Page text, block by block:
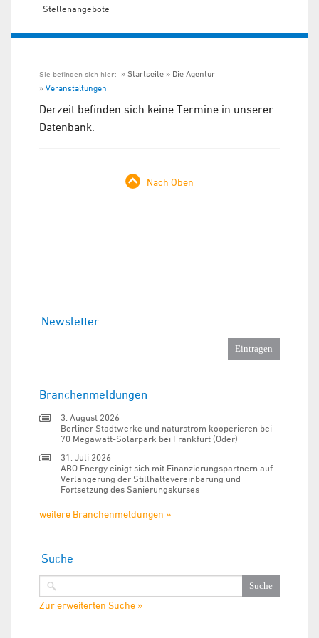
Stellenangebote
Sie befinden sich hier: Startseite
Die Agentur
Veranstaltungen
Derzeit befinden sich keine Termine in unserer
Datenbank.
Nach Oben
Newsletter
Branchenmeldungen
3. August 2026
Berliner Stadtwerke und naturstrom kooperieren bei
70 Megawatt-Solarpark bei Frankfurt (Oder)
31. Juli 2026
ABO Energy einigt sich mit Finanzierungspartnern auf
Verlängerung der Stillhaltevereinbarung und
Fortsetzung des Sanierungskurses
weitere Branchenmeldungen »
Suche
Zur erweiterten Suche »